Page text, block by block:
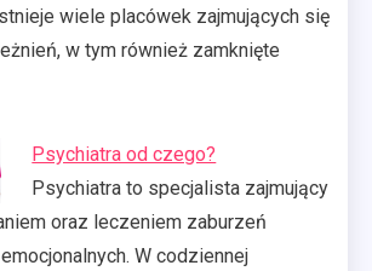
wiele placówek zajmujących się
w tym również zamknięte
Psychiatra od czego?
Psychiatra to specjalista zajmujący
oraz leczeniem zaburzeń
W codziennej